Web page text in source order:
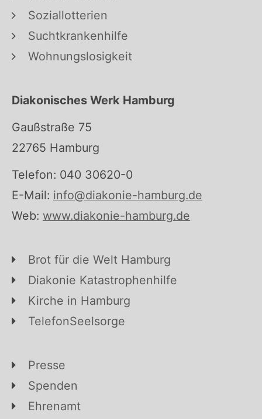
Soziallotterien
Suchtkrankenhilfe
Wohnungslosigkeit
Diakonisches Werk Hamburg
Gaußstraße 75
22765 Hamburg
Telefon: 040 30620-0
E-Mail: info@diakonie-hamburg.de
Web: www.diakonie-hamburg.de
Brot für die Welt Hamburg
Diakonie Katastrophenhilfe
Kirche in Hamburg
TelefonSeelsorge
Presse
Spenden
Ehrenamt